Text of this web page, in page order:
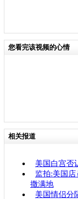
您看完该视频的心情
相关报道
美国白宫否
监拍:美国
撒满地
美国情侣分